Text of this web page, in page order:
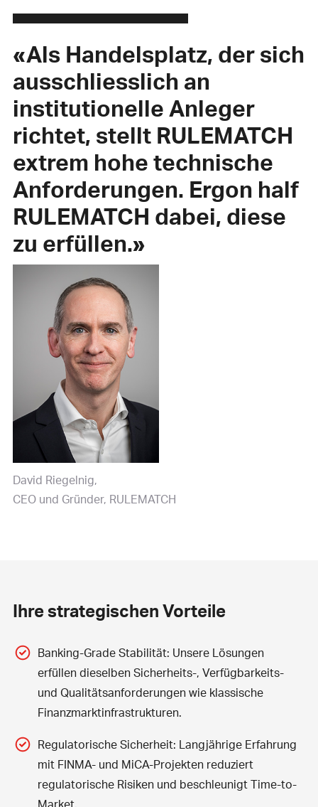
«Als Handelsplatz, der sich
ausschliesslich an
institutionelle Anleger
richtet, stellt RULEMATCH
extrem hohe technische
Anforderungen. Ergon half
RULEMATCH dabei, diese
zu erfüllen.»
David Riegelnig
CEO und Gründer, RULEMATCH
Ihre strategischen Vorteile
Banking-Grade Stabilität: Unsere Lösungen
erfüllen dieselben Sicherheits-, Verfügbarkeits-
und Qualitätsanforderungen wie klassische
Finanzmarktinfrastrukturen.
Regulatorische Sicherheit: Langjährige Erfahrung
mit FINMA- und MiCA-Projekten reduziert
regulatorische Risiken und beschleunigt Time-to-
Market.